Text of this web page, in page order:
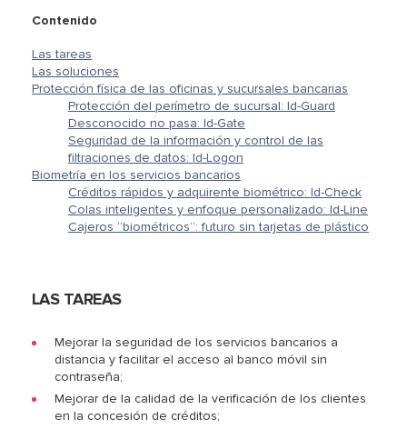
Contenido
Las tareas
Las soluciones
Protección física de las oficinas y sucursales bancarias
Protección del perímetro de sucursal: Id-Guard
Desconocido no pasa: Id-Gate
Seguridad de la información y control de las
filtraciones de datos: Id-Logon
Biometría en los servicios bancarios
Créditos rápidos y adquirente biométrico: Id-Check
Colas inteligentes y enfoque personalizado: Id-Line
Cajeros “biométricos”: futuro sin tarjetas de plástico
LAS TAREAS
Mejorar la seguridad de los servicios bancarios a
distancia y facilitar el acceso al banco móvil sin
contraseña;
Mejorar de la calidad de la verificación de los clientes
en la concesión de créditos;